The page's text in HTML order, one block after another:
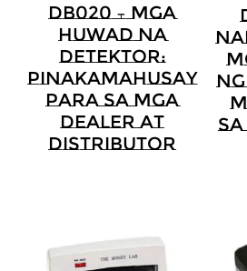
DB020 – Mga
Huwad Na
Detektor:
Pinakamahusay
Para Sa Mga
Dealer At
Distributor